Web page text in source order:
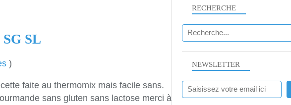
SL
)
faite au thermomix mais facile sans.
sans gluten sans lactose merci à
NEWSLETTER
RECHERCHE